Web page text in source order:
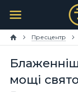
Пресцентр
мощі